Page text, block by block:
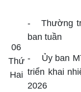
06
Thứ
Hai
-
Thường
ban tuần
-
Ủy ban
triển khai
2026